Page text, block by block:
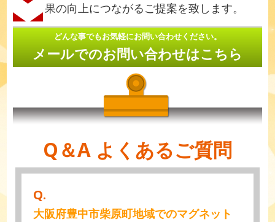
果の向上につながるご提案を致します。
どんな事でもお気軽にお問い合わせください。
メールでのお問い合わせはこちら
Q＆A よくあるご質問
Q.
大阪府豊中市柴原町地域でのマグネット